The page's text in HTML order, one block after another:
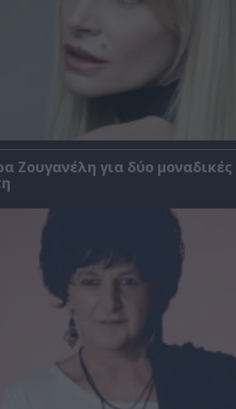
Ζουγανέλη για δύο